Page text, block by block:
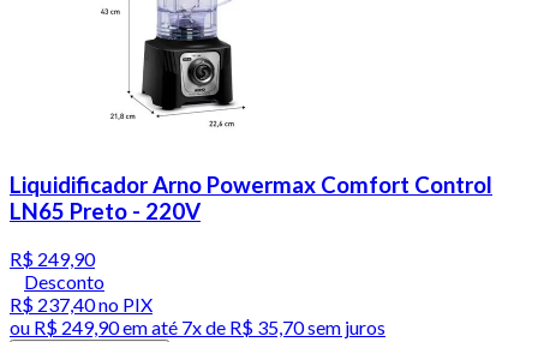
Liquidificador Arno Powermax Comfort Control
LN65 Preto - 220V
R$ 249,90
Desconto
R$ 237,40no PIX
ou R$ 249,90em até 7x de R$ 35,70 sem juros